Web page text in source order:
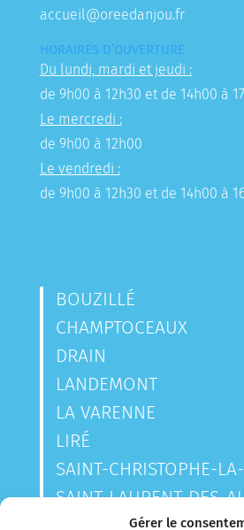
Gérer le
accueil@oreedanjou.fr
HORAIRES D’OUVERTURE
Du lundi, mardi et jeudi :
de 9h00 à 12h30 et de 14h00 à
Le mercredi :
de 9h00 à 12h00
Le vendredi :
de 9h00 à 12h30 et de 14h00 à
BOUZILLÉ
CHAMPTOCEAUX
DRAIN
LANDEMONT
LA VARENNE
LIRÉ
SAINT-CHRISTOPHE-
SAINT-LAURENT-DES-
SAINT-SAUVEUR-DE-